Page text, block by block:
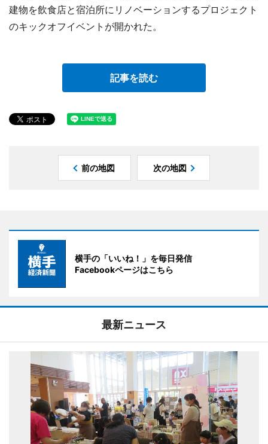
建物を飲食店と宿泊所にリノベーションするプロジェクト
のキックオフイベントが開かれた。
記事を読む
前の地図 次の地図
横手の「いいね！」を毎日発信
Facebookページはこちら
最新ニュース